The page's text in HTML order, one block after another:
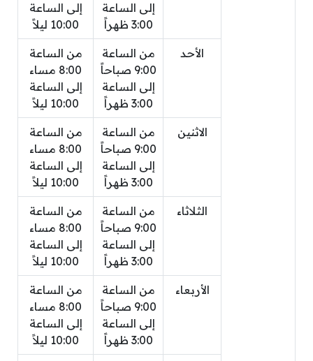
إلى الساعة
3:00 ظهراً
إلى الساعة
10:00 ليلاً
الأحد
من الساعة
9:00 صباحاً
إلى الساعة
3:00 ظهراً
من الساعة
8:00 مساء
إلى الساعة
10:00 ليلاً
الاثنين
من الساعة
9:00 صباحاً
إلى الساعة
3:00 ظهراً
من الساعة
8:00 مساء
إلى الساعة
10:00 ليلاً
الثلاثاء
من الساعة
9:00 صباحاً
إلى الساعة
3:00 ظهراً
من الساعة
8:00 مساء
إلى الساعة
10:00 ليلاً
الأربعاء
من الساعة
9:00 صباحاً
إلى الساعة
3:00 ظهراً
من الساعة
8:00 مساء
إلى الساعة
10:00 ليلاً